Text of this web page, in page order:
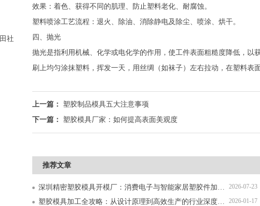
社
效果：着色、获得不同的肌理、防止塑料老化、耐腐蚀。
塑料喷涂工艺流程：退火、除油、消除静电及除尘、喷涂、烘干。
四、抛光
抛光是指利用机械、化学或电化学的作用，使工件表面粗糙度降低，
刷上均匀涂抹塑料，挥发一天，用丝绸（如袜子）左右拉动，在塑料表
上一篇：
塑胶制品模具五大注意事项
下一篇：
塑胶模具厂家：如何提高表面美观度
推荐文章
2026-07-23
深圳精密塑胶模具开模厂：消费电子与智能家居塑胶件加工全解析
2026-01-17
塑胶模具加工全攻略：从设计原理到高效生产的行业深度指南